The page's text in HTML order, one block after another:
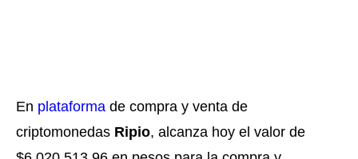
En plataforma de compra y venta de
criptomonedas Ripio, alcanza hoy el valor de